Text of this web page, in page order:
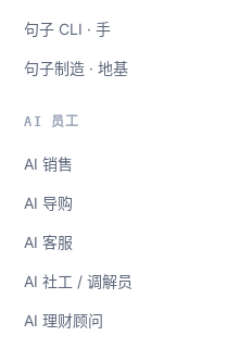
句子 CLI · 手
句子制造 · 地基
AI 员工
AI 销售
AI 导购
AI 客服
AI 社工 / 调解员
AI 理财顾问